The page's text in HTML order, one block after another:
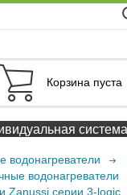
Корзина пуста
система
водонагреватели
водонагреватели
Zanussi серии 3-logic